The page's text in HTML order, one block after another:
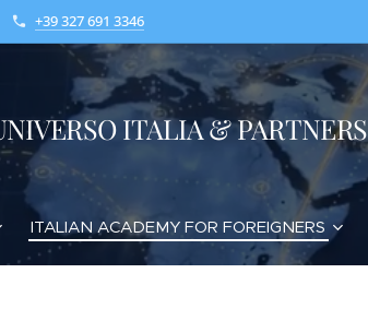
+39 327 691 3346
ITALIA & PARTNERS
ITALIAN ACADEMY FOR FOREIGNERS